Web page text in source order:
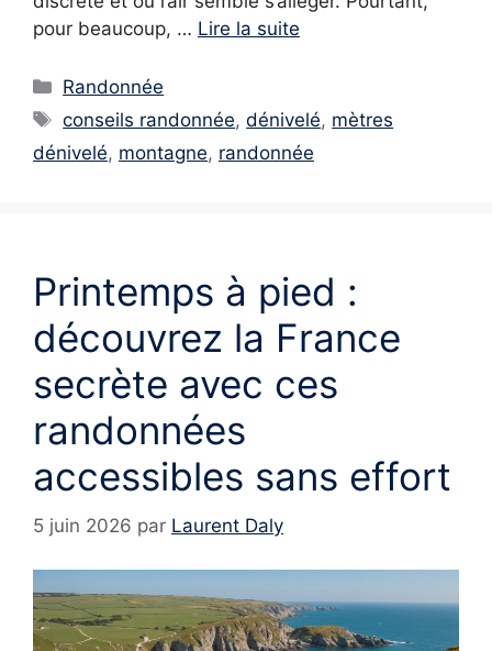
pour beaucoup, … Lire la suite
Catégories
Randonnée
Étiquettes
conseils randonnée,dénivelé, mètres
dénivelé, montagne, randonnée
Printemps à pied :
découvrez la France
secrète avec ces
randonnées
accessibles sans effort
5 juin 2026 par Laurent Daly